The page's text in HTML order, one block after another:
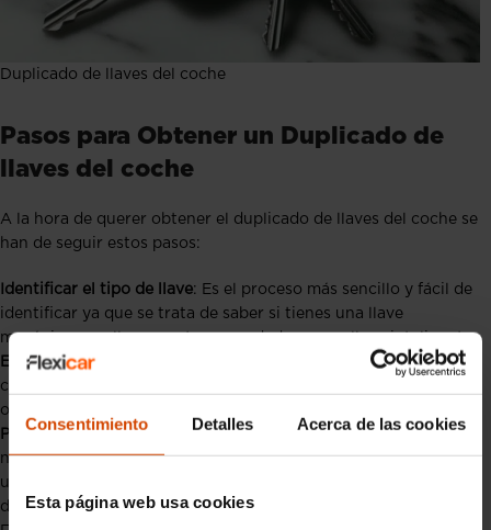
Consentimiento Detalles Acerca de las cookies
Esta página web usa cookies
Duplicado de llaves del coche
Pasos para Obtener un Duplicado de
llaves del coche
A la hora de querer obtener el duplicado de llaves del coche se
han de seguir estos pasos:
Identificar el tipo de llave: Es el proceso más sencillo y fácil de
identificar ya que se trata de saber si tienes una llave
mecánica, una llave con transpondedor o una llave inteligente.
Elegir un proveedor de servicios
: Basado en el tipo de llave y el
coste, elegir si es mejor acudir a un concesionario, un cerrajero
o hacerlo por ti mismo.
Presentar la documentación necesaria
: Generalmente
necesitarás el número de identificación del vehículo (VIN) y
una identificación personal para probar que eres el propietario
del coche.